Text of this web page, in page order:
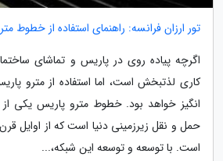
تور ارزان فرانسه: راهنمای استفاده از خطوط
اگرچه پیاده روی در پاریس و تماشای
کاری لذتبخش است، اما استفاده از مترو
انگیز خواهد بود. خطوط مترو پاریس یکی
حمل و نقل زیرزمینی دنیا است که از اوایل
است. با توسعه و توسعه این شبکه،...